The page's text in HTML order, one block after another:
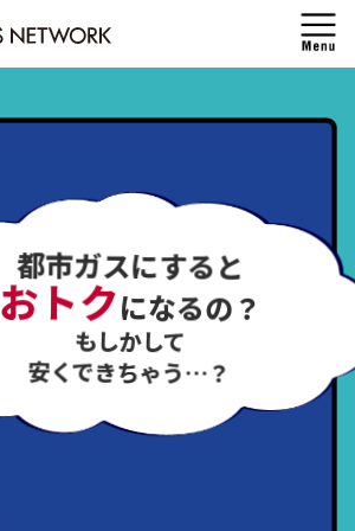
都市ガスにすると
おトクになるの？
もしかして
安くできちゃう…？